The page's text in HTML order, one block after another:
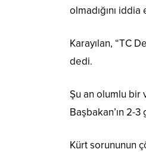
olmadığını iddia
Karayılan, “TC
dedi.
Şu an olumlu bir
Başbakan’ın 2-
Kürt sorununun